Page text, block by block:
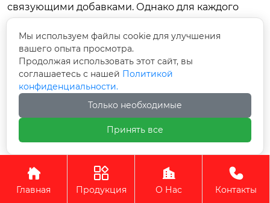
связующими добавками. Однако для каждого
вида нестандартного сырья требуется
индивидуальная настройка рецептуры и,
возможно, модификация шнековой пары или
мундштука. Перед запуском такого проекта
обязательны лабораторные испытания шихты на
пластичность и спекаемость.
Какое напряжение электросети требуется
для работы линии?
Промышленное оборудование из Китая чаще
всего рассчитано на напряжение 380В/50Гц (три
фазы), что соответствует стандартам России и

Главная

Продукция

О Нас

Контакты
Мы используем файлы cookie для улучшения
вашего опыта просмотра.
Продолжая использовать этот сайт, вы
соглашаетесь с нашей Политикой
конфиденциальности.
Только необходимые
Принять все